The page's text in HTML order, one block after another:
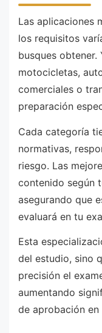
Las aplicaciones
los requisitos
busques obtener.
motocicletas,
comerciales o
preparación
Cada categoría
normativas,
riesgo. Las
contenido según
asegurando que
evaluará en tu
Esta
del estudio, sino
precisión el
aumentando
de aprobación